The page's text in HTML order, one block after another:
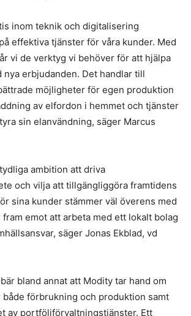
inom teknik och digitalisering
effektiva tjänster för våra kunder. Med
vi de verktyg vi behöver för att hjälpa
nya erbjudanden. Det handlar till
möjligheter för egen produktion
av elfordon i hemmet och tjänster
sin elanvändning, säger Marcus
ambition att driva
och vilja att tillgängliggöra framtidens
sina kunder stämmer väl överens med
emot att arbeta med ett lokalt bolag
säger Jonas Ekblad, vd
bland annat att Modity tar hand om
både förbrukning och produktion samt
av portföljförvaltningstjänster. Ett